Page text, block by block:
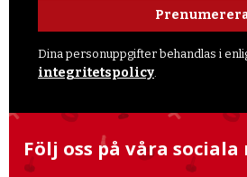
Dina personuppgifter behandlas i
integritetspolicy
Följ oss på våra